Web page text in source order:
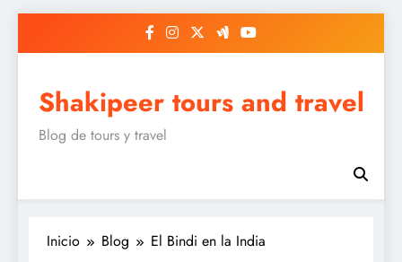
Shakipeer tours and travel
Blog de tours y travel
Inicio Blog El Bindi en la India